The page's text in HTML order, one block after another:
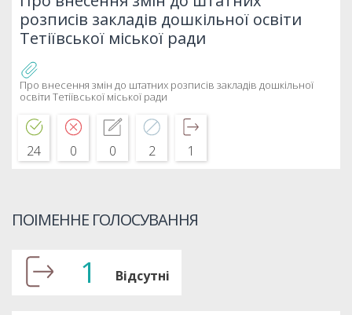
розписів закладів дошкільної освіти
Тетіївської міської ради
Про внесення змін до штатних розписів закладів дошкільної
освіти Тетіївської міської ради
24 0 0 2 1
ПОІМЕННЕ ГОЛОСУВАННЯ
1 Відсутні